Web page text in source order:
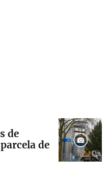
de
de